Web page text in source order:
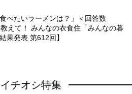
食べたいラーメンは？」＜回答数
えて！ みんなの衣食住「みんなの暮
果発表 第612回】
チオシ特集